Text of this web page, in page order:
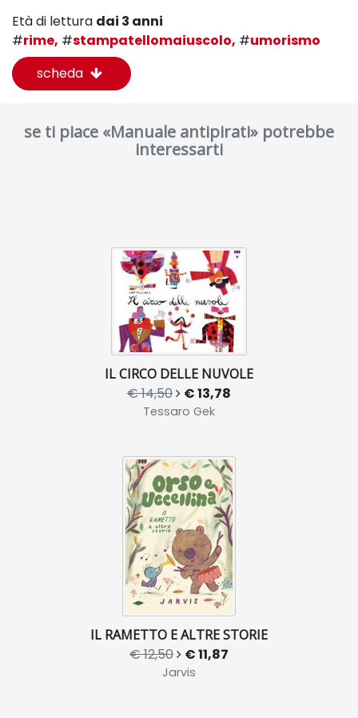
Età di lettura dai 3 anni
#rime, #stampatellomaiuscolo, #umorismo
scheda
se ti piace «Manuale antipirati» potrebbe
interessarti
IL CIRCO DELLE NUVOLE
€ 14,50 € 13,78
Tessaro Gek
IL RAMETTO E ALTRE STORIE
€ 12,50 € 11,87
Jarvis